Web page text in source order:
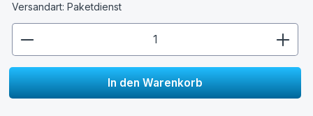
Versandart: Paketdienst
In den Warenkorb